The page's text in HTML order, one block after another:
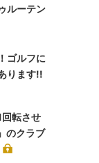
ルーテン
ゴルフに
ります!!
転させ
のクラブ